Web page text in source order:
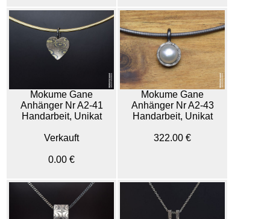
Mokume Gane
Anhänger Nr A2-41
Handarbeit, Unikat
Verkauft
0.00 €
Mokume Gane
Anhänger Nr A2-43
Handarbeit, Unikat
322.00 €